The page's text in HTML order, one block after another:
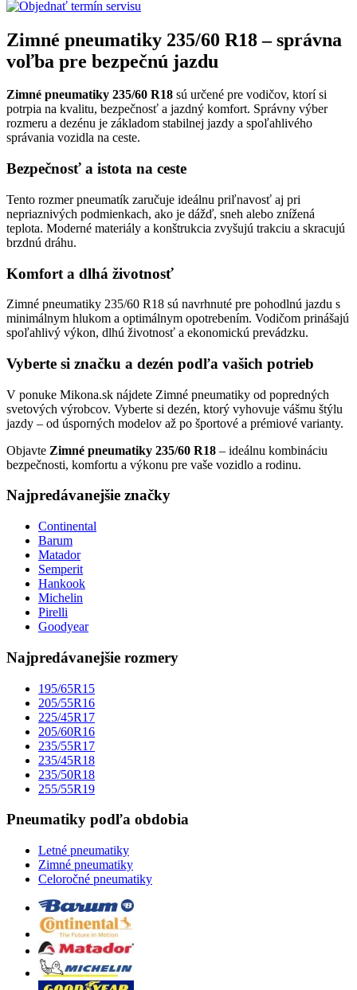
Zimné pneumatiky 235/60 R18 – správna
voľba pre bezpečnú jazdu
Zimné pneumatiky 235/60 R18 sú určené pre vodičov, ktorí si
potrpia na kvalitu, bezpečnosť a jazdný komfort. Správny výber
rozmeru a dezénu je základom stabilnej jazdy a spoľahlivého
správania vozidla na ceste.
Bezpečnosť a istota na ceste
Tento rozmer pneumatík zaručuje ideálnu priľnavosť aj pri
nepriaznivých podmienkach, ako je dážď, sneh alebo znížená
teplota. Moderné materiály a konštrukcia zvyšujú trakciu a skracujú
brzdnú dráhu.
Komfort a dlhá životnosť
Zimné pneumatiky 235/60 R18 sú navrhnuté pre pohodlnú jazdu s
minimálnym hlukom a optimálnym opotrebením. Vodičom prinášajú
spoľahlivý výkon, dlhú životnosť a ekonomickú prevádzku.
Vyberte si značku a dezén podľa vašich potrieb
V ponuke Mikona.sk nájdete Zimné pneumatiky od popredných
svetových výrobcov. Vyberte si dezén, ktorý vyhovuje vášmu štýlu
jazdy – od úsporných modelov až po športové a prémiové varianty.
Objavte Zimné pneumatiky 235/60 R18 – ideálnu kombináciu
bezpečnosti, komfortu a výkonu pre vaše vozidlo a rodinu.
Najpredávanejšie značky
Continental
Barum
Matador
Semperit
Hankook
Michelin
Pirelli
Goodyear
Najpredávanejšie rozmery
195/65R15
205/55R16
225/45R17
205/60R16
235/55R17
235/45R18
235/50R18
255/55R19
Pneumatiky podľa obdobia
Letné pneumatiky
Zimné pneumatiky
Celoročné pneumatiky